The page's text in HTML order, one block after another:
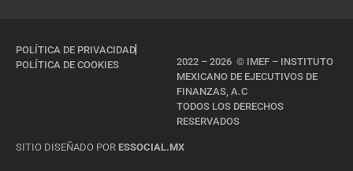
2022 – 2026 © IMEF – INSTITUTO
MEXICANO DE EJECUTIVOS DE
FINANZAS, A.C
TODOS LOS DERECHOS
RESERVADOS
POLÍTICA DE PRIVACIDAD
POLÍTICA DE COOKIES
SITIO DISEÑADO POR ESSOCIAL.MX